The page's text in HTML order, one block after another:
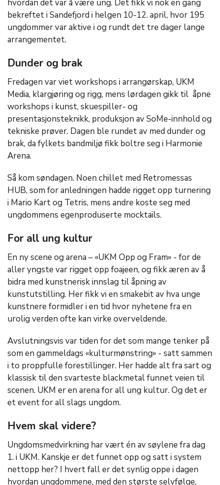
hvordan det var å være ung. Det fikk vi nok en gang
bekreftet i Sandefjord i helgen 10-12. april, hvor 195
ungdommer var aktive i og rundt det tre dager lange
arrangementet.
Dunder og brak
Fredagen var viet workshops i arrangørskap, UKM
Media, klargjøring og rigg, mens lørdagen gikk til åpne
workshops i kunst, skuespiller- og
presentasjonsteknikk, produksjon av SoMe-innhold og
tekniske prøver. Dagen ble rundet av med dunder og
brak, da fylkets bandmiljø fikk boltre seg i Harmonie
Arena.
Så kom søndagen. Noen chillet med Retromessas
HUB, som for anledningen hadde rigget opp turnering
i Mario Kart og Tetris, mens andre koste seg med
ungdommens egenproduserte mocktails.
For all ung kultur
En ny scene og arena – «UKM Opp og Fram» - for de
aller yngste var rigget opp foajeen, og fikk æren av å
bidra med kunstnerisk innslag til åpning av
kunstutstilling. Her fikk vi en smakebit av hva unge
kunstnere formidler i en tid hvor nyhetene fra en
urolig verden ofte kan virke overveldende.
Avslutningsvis var tiden for det som mange tenker på
som en gammeldags «kulturmønstring» - satt sammen
i to proppfulle forestillinger. Her hadde alt fra sart og
klassisk til den svarteste blackmetal funnet veien til
scenen. UKM er en arena for all ung kultur. Og det er
et event for all slags ungdom.
Hvem skal videre?
Ungdomsmedvirkning har vært én av søylene fra dag
1. i UKM. Kanskje er det funnet opp og satt i system
nettopp her? I hvert fall er det synlig oppe i dagen
hvordan ungdommene, med den største selvfølge,